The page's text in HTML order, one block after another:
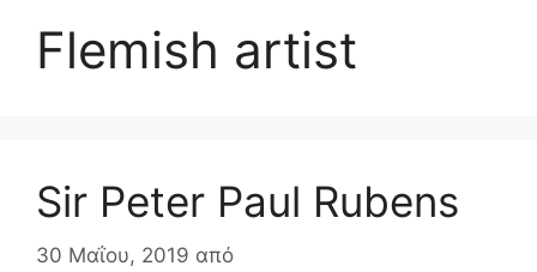
Flemish artist
Sir Peter Paul Rubens
30 Μαΐου, 2019 από